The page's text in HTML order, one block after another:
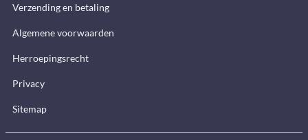
Verzending en betaling
Algemene voorwaarden
Herroepingsrecht
Privacy
Sitemap